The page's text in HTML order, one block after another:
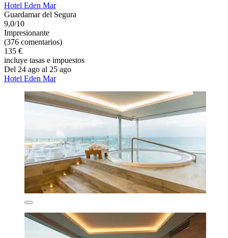
Hotel Eden Mar
Guardamar del Segura
9,0/10
Impresionante
(376 comentarios)
135 €
incluye tasas e impuestos
Del 24 ago al 25 ago
Hotel Eden Mar